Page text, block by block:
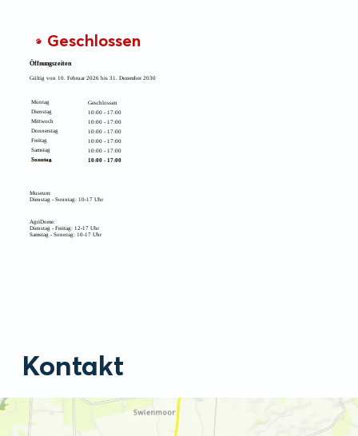
Geschlossen
Öffnungszeiten
Gültig von 10. Februar 2026 bis 31. Dezember 2030
Montag
Geschlossen
Dienstag
10:00 - 17:00
Mittwoch
10:00 - 17:00
Donnerstag
10:00 - 17:00
Freitag
10:00 - 17:00
Samstag
10:00 - 17:00
Sonntag
10:00 - 17:00
Museum:
Dienstag - Sonntag: 10-17 Uhr
AgriDome:
Dienstag - Freitag: 12-17 Uhr
Samstag - Sonntag: 10-17 Uhr
Kontakt